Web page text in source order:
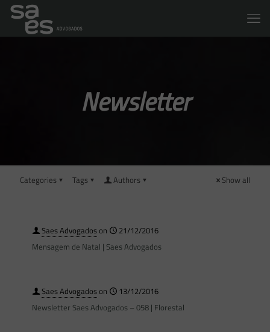
Newsletter
Categories Tags Authors Show all
Saes Advogadoson
21/12/2016
Mensagem de Natal | Saes Advogados
Saes Advogadoson
13/12/2016
Newsletter Saes Advogados – 058 | Florestal